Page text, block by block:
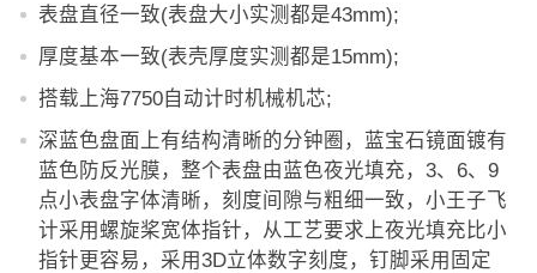
表盘直径一致(表盘大小实测都是43mm);
厚度基本一致(表壳厚度实测都是15mm);
搭载上海7750自动计时机械机芯;
深蓝色盘面上有结构清晰的分钟圈，蓝宝石镜面镀有
蓝色防反光膜，整个表盘由蓝色夜光填充，3、6、9
点小表盘字体清晰，刻度间隙与粗细一致，小王子飞
计采用螺旋桨宽体指针，从工艺要求上夜光填充比小
指针更容易，采用3D立体数字刻度，钉脚采用固定